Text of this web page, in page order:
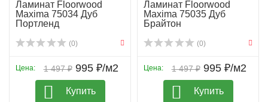
Ламинат Floorwood
Maxima 75034 Дуб
Портленд
(0)
1 497 ₽
Цена: 995 ₽/м2
Купить
Ламинат Floorwood
Maxima 75035 Дуб
Брайтон
(0)
1 497 ₽
Цена: 995 ₽/м2
Купить